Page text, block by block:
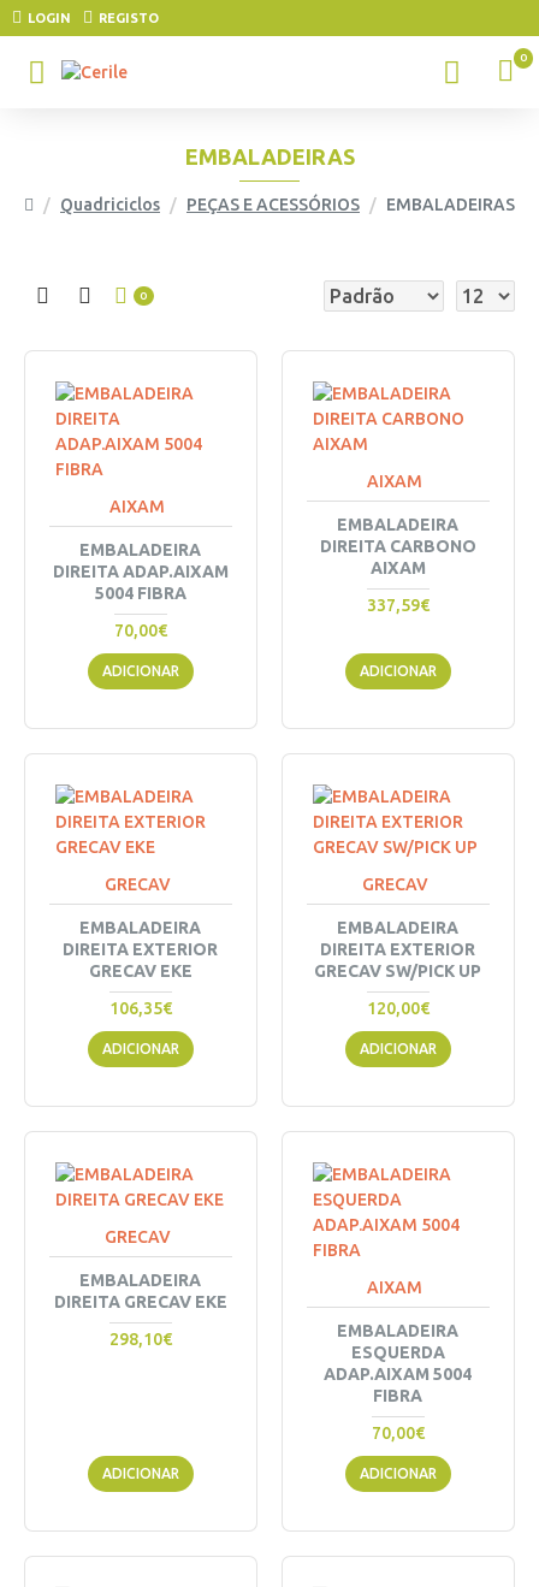
LOGIN REGISTO
0
Quadriciclos PEÇAS E ACESSÓRIOS EMBALADEIRAS
EMBALADEIRAS
0
AIXAM
EMBALADEIRA
DIREITA ADAP.AIXAM
5004 FIBRA
70,00€
ADICIONAR
AIXAM
EMBALADEIRA
DIREITA CARBONO
AIXAM
337,59€
ADICIONAR
GRECAV
EMBALADEIRA
DIREITA EXTERIOR
GRECAV EKE
106,35€
ADICIONAR
GRECAV
EMBALADEIRA
DIREITA EXTERIOR
GRECAV SW/PICK UP
120,00€
ADICIONAR
GRECAV
EMBALADEIRA
DIREITA GRECAV EKE
298,10€
ADICIONAR
AIXAM
EMBALADEIRA
ESQUERDA
ADAP.AIXAM 5004
FIBRA
70,00€
ADICIONAR